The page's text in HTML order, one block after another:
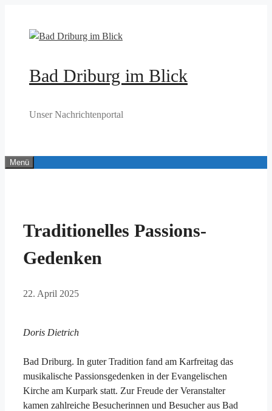
springen
Bad Driburg im Blick
Unser Nachrichtenportal
Menü
Traditionelles Passions-
Gedenken
22. April 2025
Doris Dietrich
Bad Driburg. In guter Tradition fand am Karfreitag das
musikalische Passionsgedenken in der Evangelischen
Kirche am Kurpark statt. Zur Freude der Veranstalter
kamen zahlreiche Besucherinnen und Besucher aus Bad